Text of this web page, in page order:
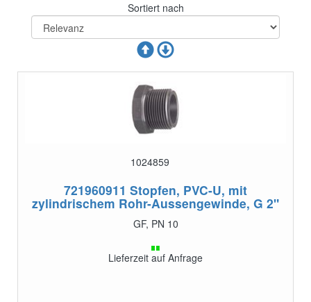
Sortiert nach
1024859
721960911 Stopfen, PVC-U, mit
zylindrischem Rohr-Aussengewinde, G 2"
GF, PN 10
Lieferzeit auf Anfrage